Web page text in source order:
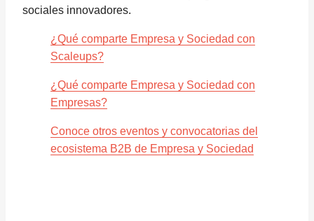
sociales innovadores.
¿Qué comparte Empresa y Sociedad con
Scaleups?
¿Qué comparte Empresa y Sociedad con
Empresas?
Conoce otros eventos y convocatorias del
ecosistema B2B de Empresa y Sociedad